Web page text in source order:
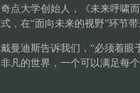
奇点大学创始人，《未来呼啸
式，在“面向未来的视野”环节
戴曼迪斯告诉我们，“必须着眼
非凡的世界，一个可以满足每个